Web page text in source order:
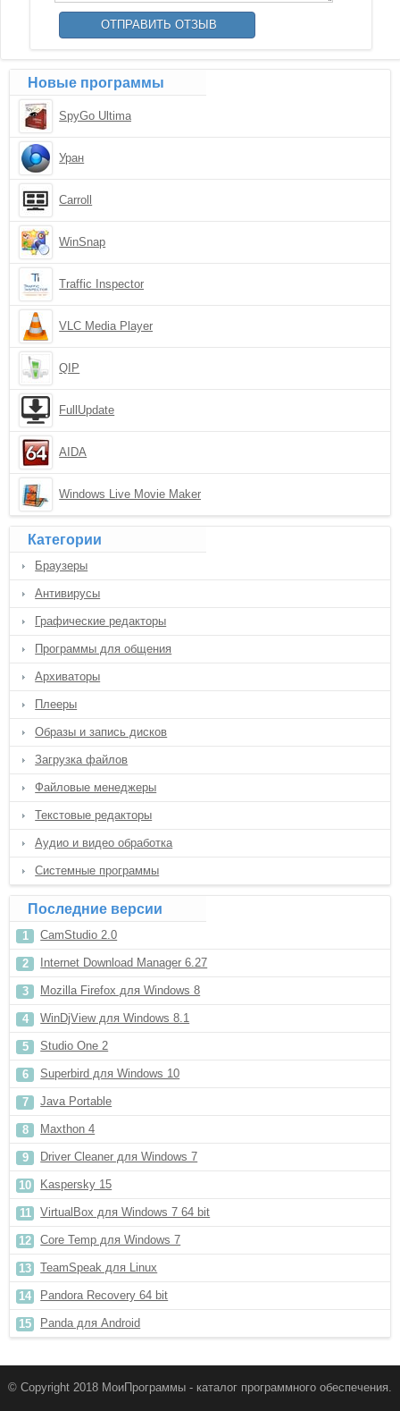
Новые программы
SpyGo Ultima
Уран
Carroll
WinSnap
Traffic Inspector
VLC Media Player
QIP
FullUpdate
AIDA
Windows Live Movie Maker
Категории
Браузеры
Антивирусы
Графические редакторы
Программы для общения
Архиваторы
Плееры
Образы и запись дисков
Загрузка файлов
Файловые менеджеры
Текстовые редакторы
Аудио и видео обработка
Системные программы
Последние версии
CamStudio 2.0
Internet Download Manager 6.27
Mozilla Firefox для Windows 8
WinDjView для Windows 8.1
Studio One 2
Superbird для Windows 10
Java Portable
Maxthon 4
Driver Cleaner для Windows 7
Kaspersky 15
VirtualBox для Windows 7 64 bit
Core Temp для Windows 7
TeamSpeak для Linux
Pandora Recovery 64 bit
Panda для Android
© Copyright 2018 МоиПрограммы - каталог программного обеспечения.